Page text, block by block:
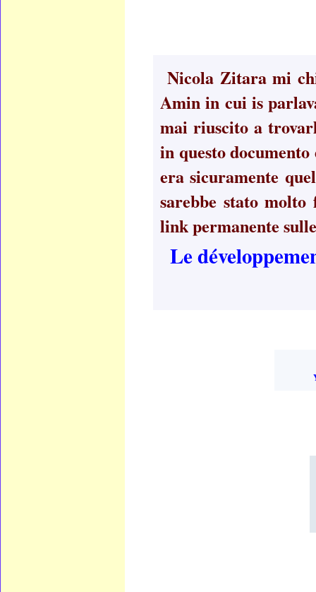
Nicola Zitara mi
Amin in cui is
mai riuscito a
in questo
era sicuramente
sarebbe stato
link permanente
Le